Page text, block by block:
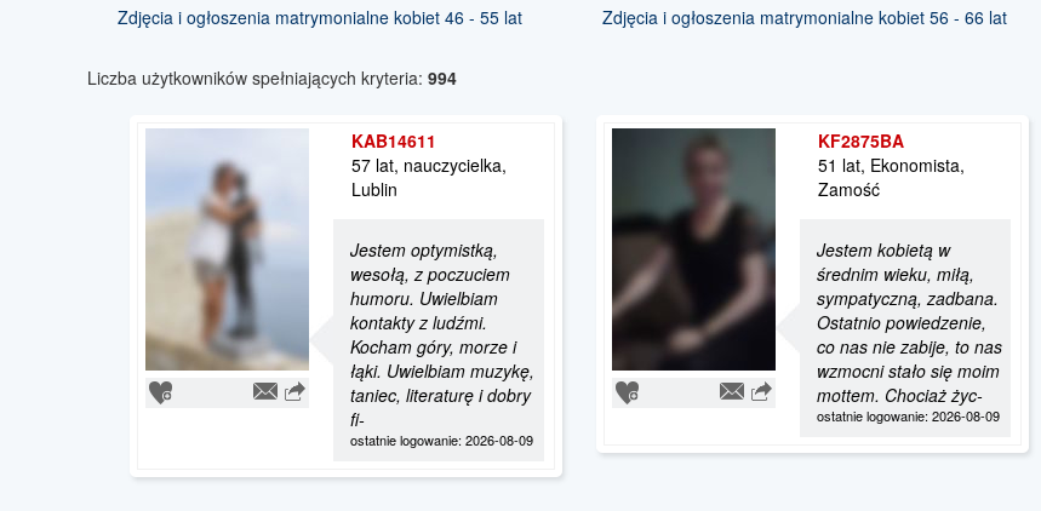
Zdjęcia i ogłoszenia matrymonialne kobiet 46 - 55 lat
Zdjęcia i ogłoszenia matrymonialne kobiet 56 - 66 lat
Liczba użytkowników spełniających kryteria: 994
KAB14611
57 lat, nauczycielka,
Lublin
Jestem optymistką,
wesołą, z poczuciem
humoru. Uwielbiam
kontakty z ludźmi.
Kocham góry, morze i
łąki. Uwielbiam muzykę,
taniec, literaturę i dobry
fi-
ostatnie logowanie: 2026-08-09
KF2875BA
51 lat, Ekonomista,
Zamość
Jestem kobietą w
średnim wieku, miłą,
sympatyczną, zadbana.
Ostatnio powiedzenie,
co nas nie zabije, to nas
wzmocni stało się moim
mottem. Chociaż życ-
ostatnie logowanie: 2026-08-09